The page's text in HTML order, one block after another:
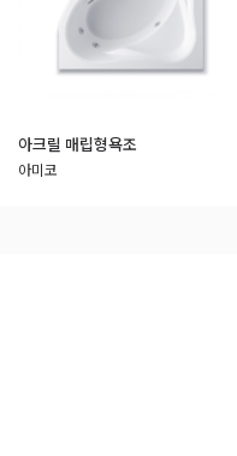
아크릴 매립형욕조
아미코